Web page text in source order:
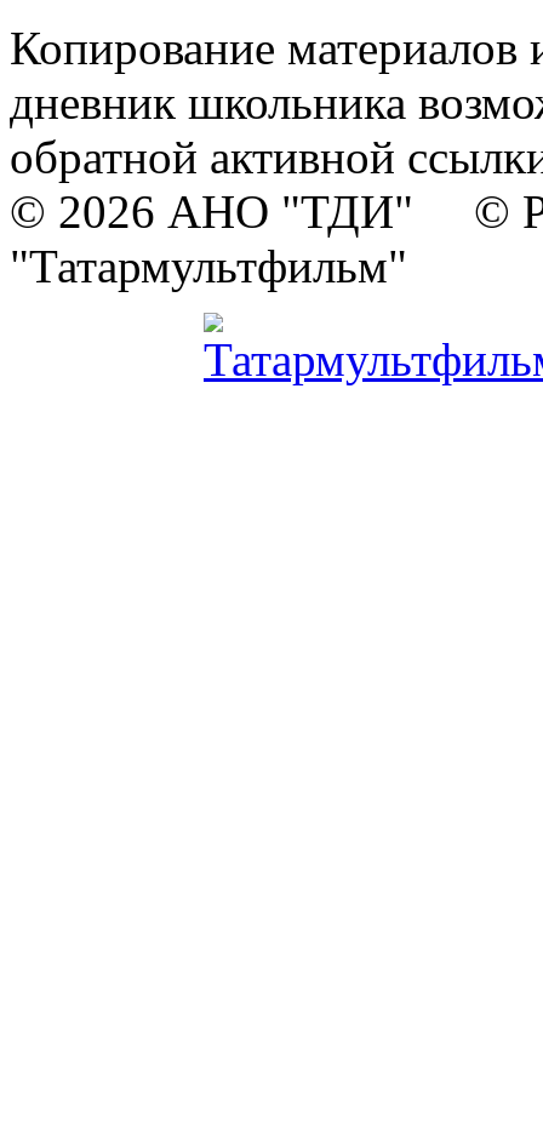
Копирование материалов
дневник школьника
обратной активной
© 2026 АНО "ТДИ" ©
"Татармультфильм"